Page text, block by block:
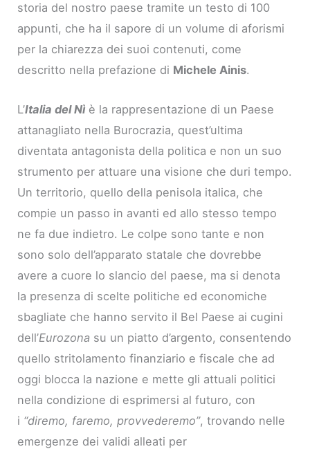
storia del nostro paese tramite un testo di 100
appunti, che ha il sapore di un volume di aforismi
per la chiarezza dei suoi contenuti, come
descritto nella prefazione di Michele Ainis.
L’Italia del Nì è la rappresentazione di un Paese
attanagliato nella Burocrazia, quest’ultima
diventata antagonista della politica e non un suo
strumento per attuare una visione che duri tempo.
Un territorio, quello della penisola italica, che
compie un passo in avanti ed allo stesso tempo
ne fa due indietro. Le colpe sono tante e non
sono solo dell’apparato statale che dovrebbe
avere a cuore lo slancio del paese, ma si denota
la presenza di scelte politiche ed economiche
sbagliate che hanno servito il Bel Paese ai cugini
dell’Eurozona su un piatto d’argento, consentendo
quello stritolamento finanziario e fiscale che ad
oggi blocca la nazione e mette gli attuali politici
nella condizione di esprimersi al futuro, con
i “diremo, faremo, provvederemo”, trovando nelle
emergenze dei validi alleati per